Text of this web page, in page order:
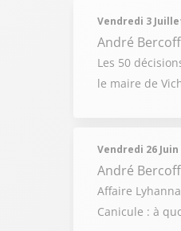
Vendredi 3
André
Les 50
le maire de
Vendredi 26 Juin
André
Affaire
Canicule : à